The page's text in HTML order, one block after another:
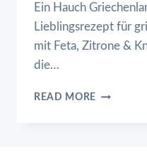
Ein Hauch
Lieblingsrezept für
mit Feta, Zitrone &
die…
READ MORE